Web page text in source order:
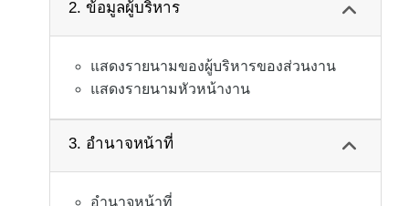
2. ข้อมูลผู้บริหาร
แสดงรายนามของผู้บริหารของส่วนงาน
แสดงรายนามหัวหน้างาน
3. อำนาจหน้าที่
อำนาจหน้าที่